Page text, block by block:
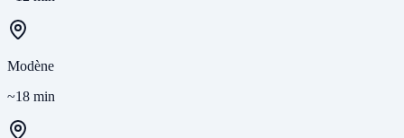
Modène
~18 min